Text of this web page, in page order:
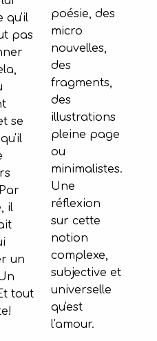
qu'il
pas
se
il
un
tout
poésie, des
micro
nouvelles,
des
fragments,
des
illustrations
pleine page
ou
minimalistes.
Une
réflexion
sur cette
notion
complexe,
subjective et
universelle
qu'est
l'amour.